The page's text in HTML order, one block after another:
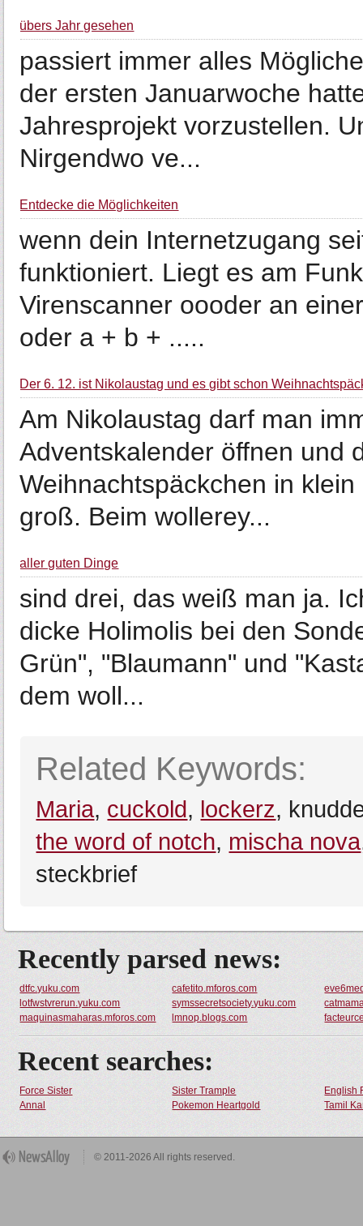
übers Jahr gesehen
passiert immer alles
der ersten Januarwoche
Jahresprojekt vorzustellen.
Nirgendwo ve...
Entdecke die Möglichkeiten
wenn dein Internetzugang
funktioniert. Liegt es am
Virenscanner oooder an
oder a + b + .....
Der 6. 12. ist Nikolaustag und es gibt schon
Am Nikolaustag darf man
Adventskalender öffnen und
Weihnachtspäckchen in
groß. Beim wollerey...
aller guten Dinge
sind drei, das weiß man ja.
dicke Holimolis bei den
Grün", "Blaumann" und
dem woll...
Related Keywords:
Maria, cuckold, lockerz,
the word of notch, mischa nova
steckbrief
Recently parsed news:
dtfc.yuku.com cafetito.mforos.com
lotfwstvrerun.yuku.com
symssecretsociety.yuku.com
maquinasmaharas.mforos.com
lmnop.blogs.com
Recent searches:
Force Sister Sister Trample
English
Annal
Pokemon Heartgold Tamil
© 2011-2026 All rights reserved.